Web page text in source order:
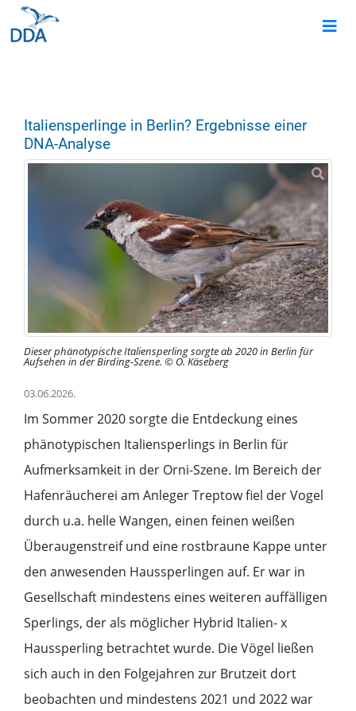
Italiensperlinge in Berlin? Ergebnisse einer
DNA-Analyse
Dieser phänotypische Italiensperling sorgte ab 2020 in Berlin für
Aufsehen in der Birding-Szene. © O. Käseberg
03.06.2026.
Im Sommer 2020 sorgte die Entdeckung eines
phänotypischen Italiensperlings in Berlin für
Aufmerksamkeit in der Orni-Szene. Im Bereich der
Hafenräucherei am Anleger Treptow fiel der Vogel
durch u.a. helle Wangen, einen feinen weißen
Überaugenstreif und eine rostbraune Kappe unter
den anwesenden Haussperlingen auf. Er war in
Gesellschaft mindestens eines weiteren auffälligen
Sperlings, der als möglicher Hybrid Italien- x
Haussperling betrachtet wurde. Die Vögel ließen
sich auch in den Folgejahren zur Brutzeit dort
beobachten und mindestens 2021 und 2022 war